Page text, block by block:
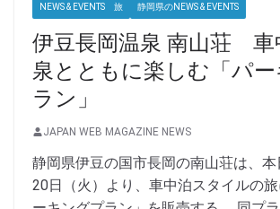
NEWS & EVENTS 旅 静岡県のNEWS & EVENTS
伊豆長岡温泉 南山荘 車
泉とともに楽しむ「パ
ラン」
JAPAN WEB MAGAZINE NEWS
静岡県伊豆の国市長岡の南山荘は、本
20日（火）より、車中泊スタイルの